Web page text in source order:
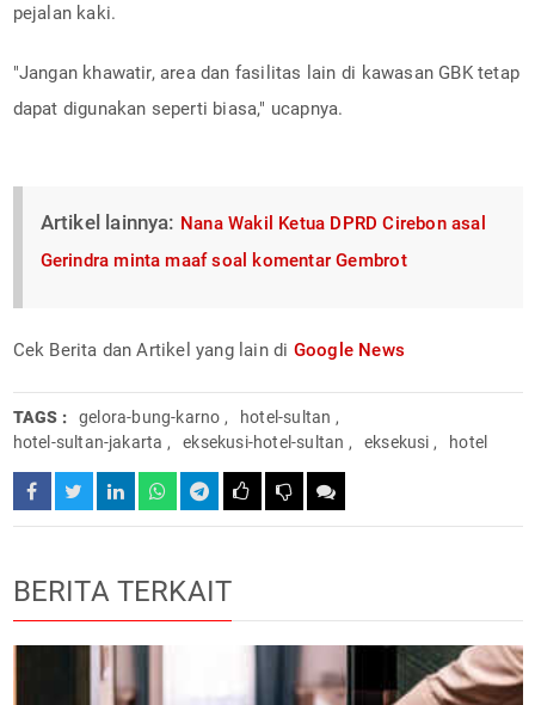
pejalan kaki.
"Jangan khawatir, area dan fasilitas lain di kawasan GBK tetap
dapat digunakan seperti biasa," ucapnya.
Artikel lainnya: Nana Wakil Ketua DPRD Cirebon asal
Gerindra minta maaf soal komentar Gembrot
Cek Berita dan Artikel yang lain di Google News
TAGS : gelora-bung-karno , hotel-sultan ,
hotel-sultan-jakarta , eksekusi-hotel-sultan , eksekusi , hotel
BERITA TERKAIT